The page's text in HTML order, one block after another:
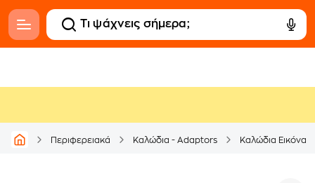
Περιφερειακά Καλώδια - Adaptors Καλώδια Εικόνας